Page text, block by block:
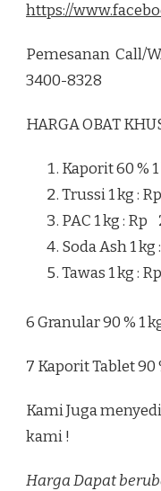
https://
Pemesanan Call/
3400-8328
HARGA OBAT
Kaporit 60 %
Trussi 1 kg :
PAC 1 kg : Rp
Soda Ash 1
Tawas 1 kg :
6 Granular 90 % 1
7 Kaporit Tablet 90
Kami Juga
kami !
Harga Dapat